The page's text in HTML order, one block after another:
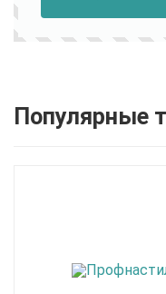
Популярные